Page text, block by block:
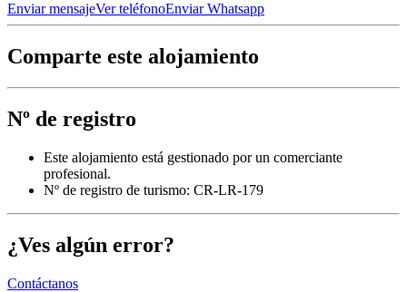
Enviar mensajeVer teléfonoEnviar Whatsapp
Comparte este alojamiento
Nº de registro
Este alojamiento está gestionado por un comerciante
profesional.
Nº de registro de turismo: CR-LR-179
¿Ves algún error?
Contáctanos